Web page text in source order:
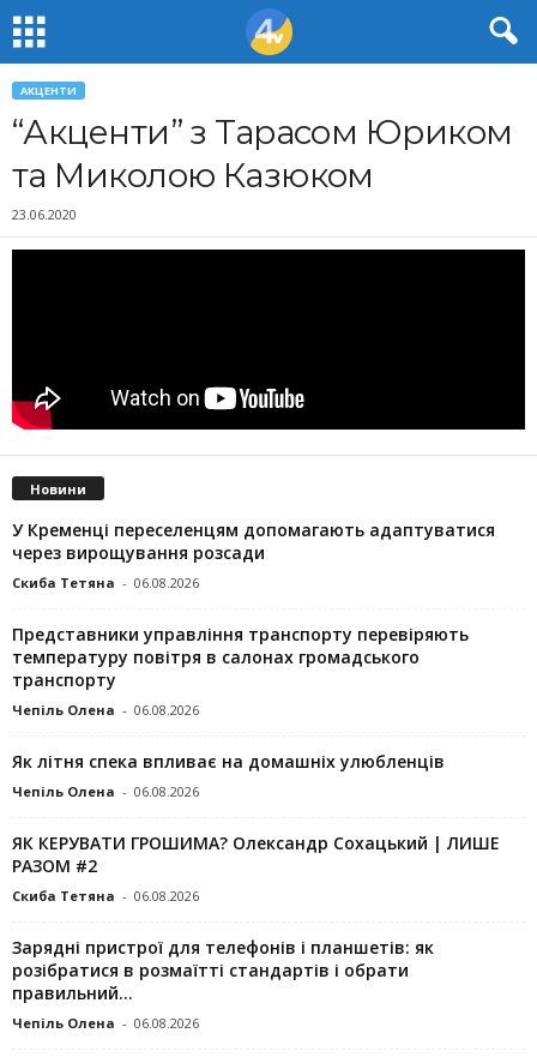
АКЦЕНТИ
“Акценти” з Тарасом Юриком
та Миколою Казюком
23.06.2020
Новини
У Кременці переселенцям допомагають адаптуватися
через вирощування розсади
Скиба Тетяна - 06.08.2026
Представники управління транспорту перевіряють
температуру повітря в салонах громадського
транспорту
Чепіль Олена - 06.08.2026
Як літня спека впливає на домашніх улюбленців
Чепіль Олена - 06.08.2026
ЯК КЕРУВАТИ ГРОШИМА? Олександр Сохацький | ЛИШЕ
РАЗОМ #2
Скиба Тетяна - 06.08.2026
Зарядні пристрої для телефонів і планшетів: як
розібратися в розмаїтті стандартів і обрати
правильний...
Чепіль Олена - 06.08.2026